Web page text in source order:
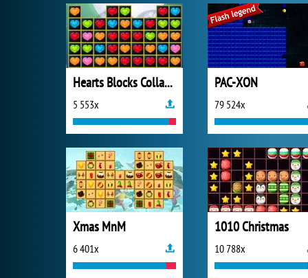
Hearts Blocks Collapse
5 553x
PAC-XON
79 524x
Xmas MnM
6 401x
1010 Christmas
10 788x